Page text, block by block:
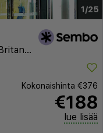
1/25
Kokonaishinta €376
€188
lue lisää